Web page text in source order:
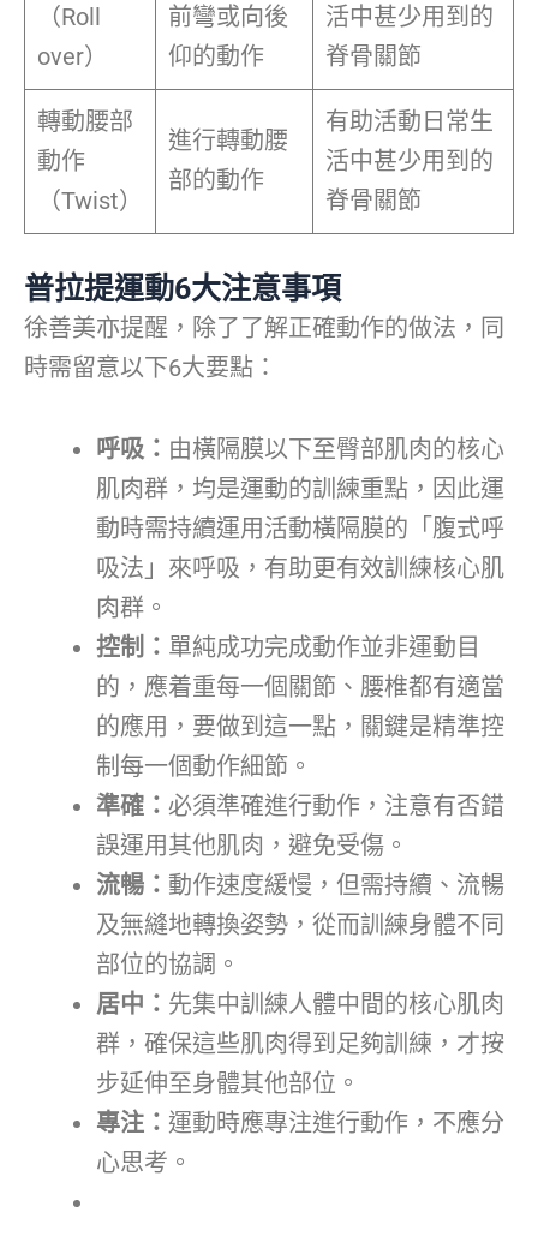
（Roll
over）
前彎或向後
仰的動作
活中甚少用到的
脊骨關節
轉動腰部
動作
（Twist）
進行轉動腰
部的動作
有助活動日常生
活中甚少用到的
脊骨關節
普拉提運動6大注意事項
徐善美亦提醒，除了了解正確動作的做法，同
時需留意以下6大要點：
呼吸： 由橫隔膜以下至臀部肌肉的核心
肌肉群，均是運動的訓練重點，因此運
動時需持續運用活動橫隔膜的「腹式呼
吸法」來呼吸，有助更有效訓練核心肌
肉群。
控制： 單純成功完成動作並非運動目
的，應着重每一個關節、腰椎都有適當
的應用，要做到這一點，關鍵是精準控
制每一個動作細節。
準確： 必須準確進行動作，注意有否錯
誤運用其他肌肉，避免受傷。
流暢： 動作速度緩慢，但需持續、流暢
及無縫地轉換姿勢，從而訓練身體不同
部位的協調。
居中： 先集中訓練人體中間的核心肌肉
群，確保這些肌肉得到足夠訓練，才按
步延伸至身體其他部位。
專注： 運動時應專注進行動作，不應分
心思考。